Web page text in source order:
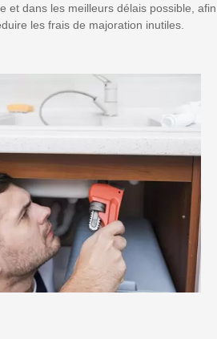
et dans les meilleurs délais possible, afin
les frais de majoration inutiles.